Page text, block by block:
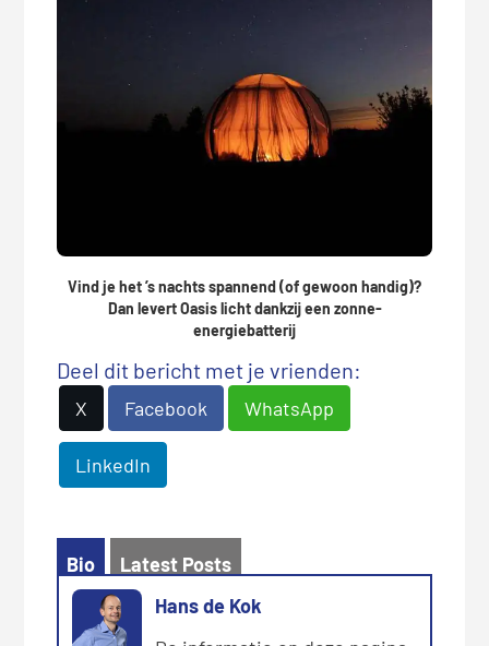
Vind je het ’s nachts spannend (of gewoon handig)?
Dan levert Oasis licht dankzij een zonne-
energiebatterij
Deel dit bericht met je vrienden:
X Facebook WhatsApp
LinkedIn
Bio
Latest Posts
Hans de Kok